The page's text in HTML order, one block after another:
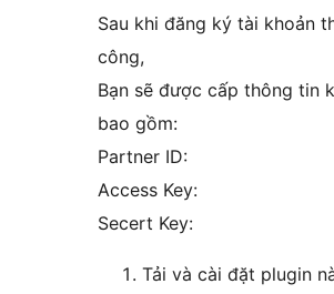
Sau khi đăng ký tài khoản
công,
Bạn sẽ được cấp thông tin
bao gồm:
Partner ID:
Access Key:
Secert Key:
Tải và cài đặt plugin